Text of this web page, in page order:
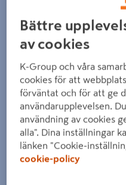
Bättre
av cookies
K-Group och våra
cookies för att
förväntat och för att ge
användarupplevelsen.
användning av cookies
alla". Dina inställningar
länken "Cookie-
cookie-policy